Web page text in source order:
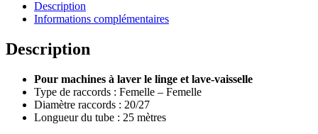
Description
Informations complémentaires
Description
Pour machines à laver le linge et lave-vaisselle
Type de raccords : Femelle – Femelle
Diamètre raccords : 20/27
Longueur du tube : 25 mètres